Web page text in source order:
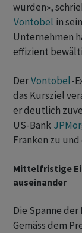
wurden»,
Vontobel in
Unternehmen
effizient
DerVontobel-
das Kursziel
er deutlich
US-Bank
Franken zu
Mittelfristige
auseinander
Die Spanne
Gemäss dem